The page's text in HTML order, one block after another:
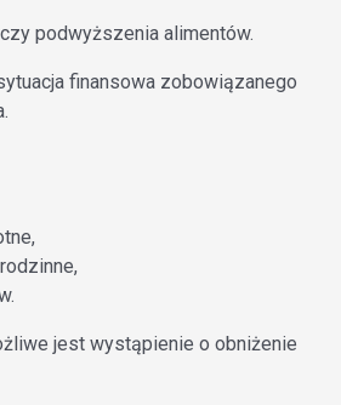
podwyższenia alimentów.
finansowa zobowiązanego
jest wystąpienie o obniżenie